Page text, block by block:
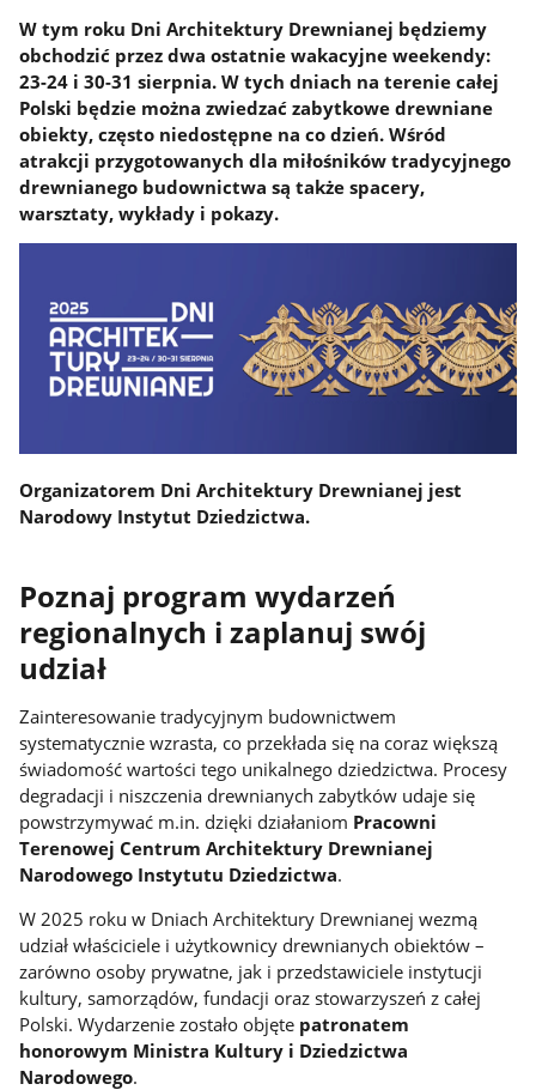
W tym roku Dni Architektury Drewnianej będziemy
obchodzić przez dwa ostatnie wakacyjne weekendy:
23-24 i 30-31 sierpnia. W tych dniach na terenie całej
Polski będzie można zwiedzać zabytkowe drewniane
obiekty, często niedostępne na co dzień. Wśród
atrakcji przygotowanych dla miłośników tradycyjnego
drewnianego budownictwa są także spacery,
warsztaty, wykłady i pokazy.
Organizatorem Dni Architektury Drewnianej jest
Narodowy Instytut Dziedzictwa.
Poznaj program wydarzeń
regionalnych i zaplanuj swój
udział
Zainteresowanie tradycyjnym budownictwem
systematycznie wzrasta, co przekłada się na coraz większą
świadomość wartości tego unikalnego dziedzictwa. Procesy
degradacji i niszczenia drewnianych zabytków udaje się
powstrzymywać m.in. dzięki działaniom Pracowni
Terenowej Centrum Architektury Drewnianej
Narodowego Instytutu Dziedzictwa.
W 2025 roku w Dniach Architektury Drewnianej wezmą
udział właściciele i użytkownicy drewnianych obiektów –
zarówno osoby prywatne, jak i przedstawiciele instytucji
kultury, samorządów, fundacji oraz stowarzyszeń z całej
Polski. Wydarzenie zostało objęte patronatem
honorowym Ministra Kultury i Dziedzictwa
Narodowego.